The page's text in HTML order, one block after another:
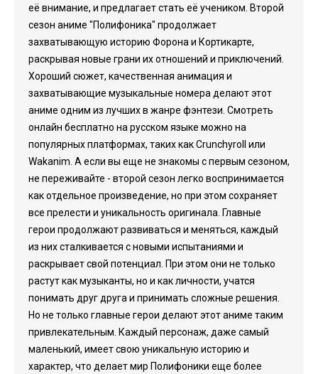
её внимание, и предлагает стать её учеником. Второй
сезон аниме "Полифоника" продолжает
захватывающую историю Форона и Кортикарте,
раскрывая новые грани их отношений и приключений.
Хороший сюжет, качественная анимация и
захватывающие музыкальные номера делают этот
аниме одним из лучших в жанре фэнтези. Смотреть
онлайн бесплатно на русском языке можно на
популярных платформах, таких как Crunchyroll или
Wakanim. А если вы еще не знакомы с первым сезоном,
не переживайте - второй сезон легко воспринимается
как отдельное произведение, но при этом сохраняет
все прелести и уникальность оригинала. Главные
герои продолжают развиваться и меняться, каждый
из них сталкивается с новыми испытаниями и
раскрывает свой потенциал. При этом они не только
растут как музыканты, но и как личности, учатся
понимать друг друга и принимать сложные решения.
Но не только главные герои делают этот аниме таким
привлекательным. Каждый персонаж, даже самый
маленький, имеет свою уникальную историю и
характер, что делает мир Полифоники еще более